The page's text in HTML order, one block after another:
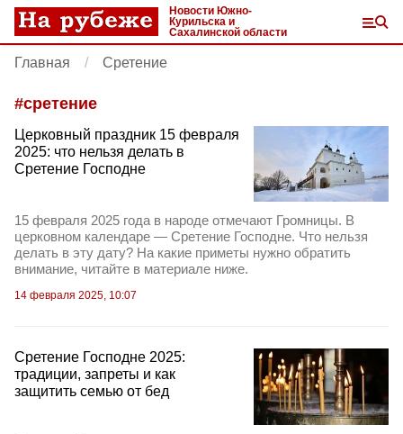
Новости Южно-
Курильска и
Сахалинской области
Главная Сретение
#сретение
Церковный праздник 15 февраля
2025: что нельзя делать в
Сретение Господне
15 февраля 2025 года в народе отмечают Громницы. В
церковном календаре — Сретение Господне. Что нельзя
делать в эту дату? На какие приметы нужно обратить
внимание, читайте в материале ниже.
14 февраля 2025, 10:07
Сретение Господне 2025:
традиции, запреты и как
защитить семью от бед